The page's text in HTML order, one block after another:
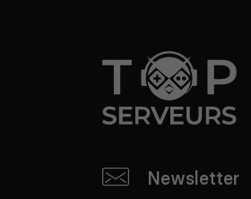
Newsletter